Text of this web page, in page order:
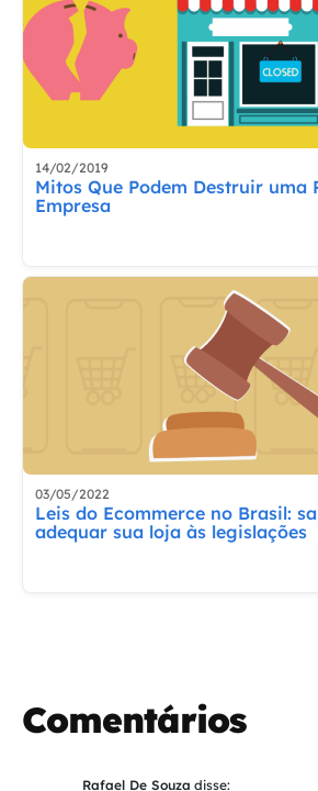
14/02/2019
Mitos Que Podem Destruir uma
Empresa
03/05/2022
Leis do Ecommerce no Brasil:
adequar sua loja às legislações
Comentários
Rafael De Souza disse: